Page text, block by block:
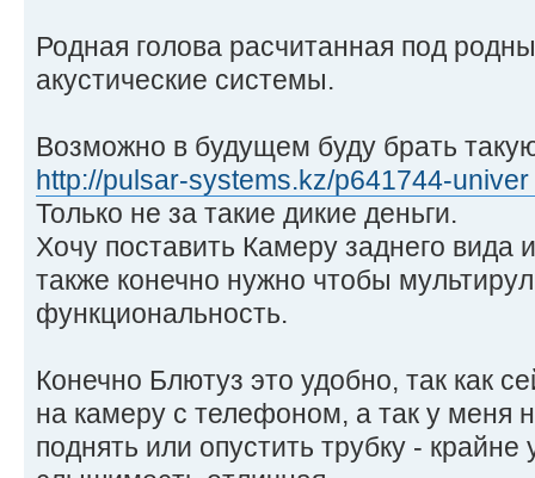
Родная голова расчитанная под
акустические системы.
Возможно в будущем буду брать
http://pulsar-systems.kz/p641744-
Только не за такие дикие деньги.
Хочу поставить Камеру заднего вида
также конечно нужно чтобы
функциональность.
Конечно Блютуз это удобно, так как
на камеру с телефоном, а так у меня
поднять или опустить трубку -